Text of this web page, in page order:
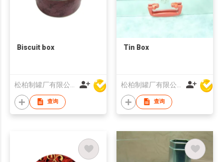
Biscuit box
查询
Tin Box
查询